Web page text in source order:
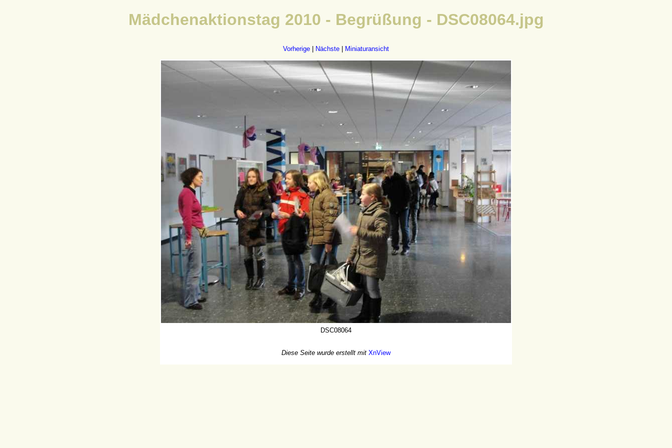
Mädchenaktionstag 2010 - Begrüßung - DSC08064.jpg
Vorherige Nächste Miniaturansicht
DSC08064
Diese Seite wurde erstellt mit XnView